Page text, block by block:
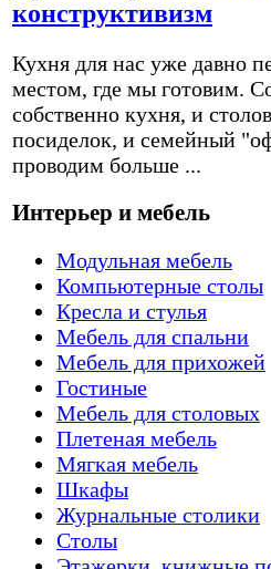
конструктивизм
Кухня для нас уже давно
местом, где мы готовим.
собственно кухня, и
посиделок, и семейный
проводим больше ...
Интерьер и мебель
Модульная мебель
Компьютерные столы
Кресла и стулья
Мебель для спальни
Мебель для прихожей
Гостиные
Мебель для столовых
Плетеная мебель
Мягкая мебель
Шкафы
Журнальные столики
Столы